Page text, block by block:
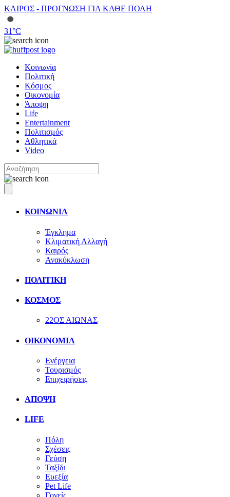
ΚΑΙΡΟΣ - ΠΡΟΓΝΩΣΗ ΓΙΑ ΚΑΘΕ ΠΟΛΗ
31°C
Κοινωνία
Πολιτική
Κόσμος
Οικονομία
Άποψη
Life
Entertainment
Πολιτισμός
Αθλητικά
Video
ΚΟΙΝΩΝΙΑ
Έγκλημα
Κλιματική Αλλαγή
Καιρός
Ανακύκλωση
ΠΟΛΙΤΙΚΗ
ΚΟΣΜΟΣ
22ΟΣ ΑΙΩΝΑΣ
ΟΙΚΟΝΟΜΙΑ
Ενέργεια
Τουρισμός
Επιχειρήσεις
ΑΠΟΨΗ
LIFE
Πόλη
Σχέσεις
Γεύση
Ταξίδι
Ευεξία
Pet Life
Γονείς